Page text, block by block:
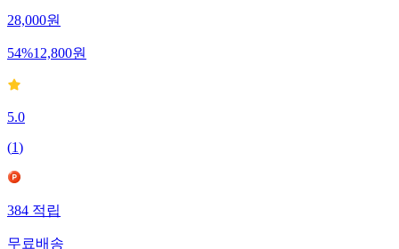
28,000원
54%12,800원
5.0
(1)
384 적립
무료배송